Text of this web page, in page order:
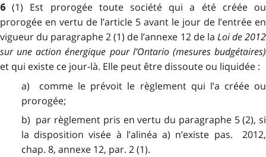
6(1) Est prorogée toute société qui a été créée ou
prorogée en vertu de l’article 5 avant le jour de l’entrée en
vigueur du paragraphe 2 (1) de l’annexe 12 de la Loi de 2012
sur une action énergique pour l’Ontario (mesures budgétaires)
et qui existe ce jour-là. Elle peut être dissoute ou liquidée :
a) comme le prévoit le règlement qui l’a créée ou
prorogée;
b) par règlement pris en vertu du paragraphe 5 (2), si
la disposition visée à l’alinéa a) n’existe pas. 2012,
chap. 8, annexe 12, par. 2 (1).